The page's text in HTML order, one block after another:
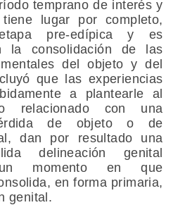
temprano de interés y
lugar por completo,
pre-edípica y es
la consolidación de las
mentales del objeto y del
que las experiencias
a plantearle al
relacionado con una
de objeto o de
dan por resultado una
delineación genital
momento en que
en forma primaria,
genital.